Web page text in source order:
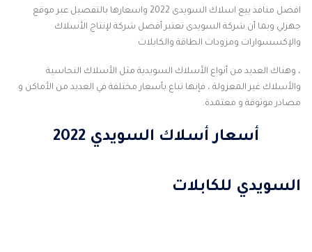
افضل منافذ بيع اسلاك السويدى 2022 واسعارها بالتفصيل عبر موقع
جهزلي وبما أن شركة السويدى تعتبر أفضل شركة لإنتاج الأسلاك
والإكسسوارات ومزودات الطاقة والكابلات
، وهناك العديد من أنواع الأسلاك السويدية مثل الأسلاك النحاسية
والأسلاك غير المعزولة ، فإنها تباع بأسعار مختلفة في العديد من الأماكن و
مصادر موثوقة و معتمدة.
أسعار أسلاك السويدي 2022
السويدي للكابلات